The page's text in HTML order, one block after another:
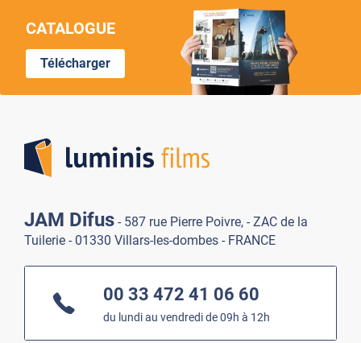
CATALOGUE
Télécharger
JAM Difus - 587 rue Pierre Poivre, - ZAC de la
Tuilerie - 01330 Villars-les-dombes - FRANCE
00 33 472 41 06 60
du lundi au vendredi de 09h à 12h